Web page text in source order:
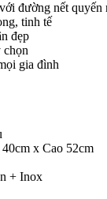
đường nết quyến
tinh tế
đẹp
chọn
gia đình
x Cao 52cm
+ Inox